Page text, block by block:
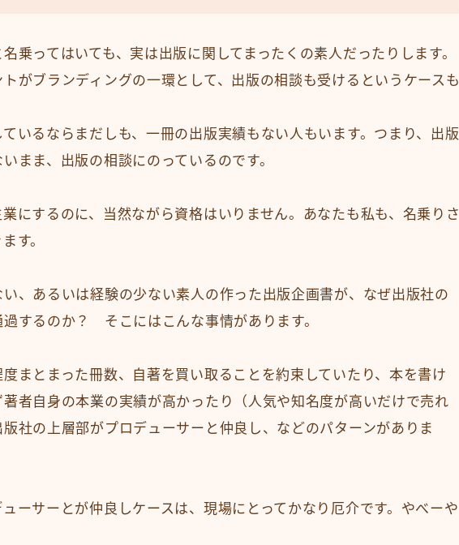
乗ってはいても、実は出版に関してまったくの素人だったりします。
がブランディングの一環として、出版の相談も受けるというケースも
いるならまだしも、一冊の出版実績もない人もいます。つまり、出版
まま、出版の相談にのっているのです。
にするのに、当然ながら資格はいりません。あなたも私も、名乗りさ
す。
、あるいは経験の少ない素人の作った出版企画書が、なぜ出版社の
するのか？ そこにはこんな事情があります。
まとまった冊数、自著を買い取ることを約束していたり、本を書け
者自身の本業の実績が高かったり（人気や知名度が高いだけで売れ
社の上層部がプロデューサーと仲良し、などのパターンがありま
ーサーとが仲良しケースは、現場にとってかなり厄介です。やべーや